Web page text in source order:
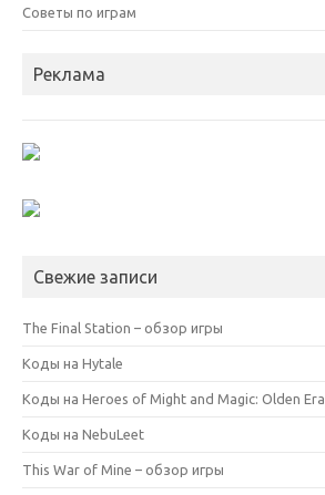
Советы по играм
Реклама
Свежие записи
The Final Station – обзор игры
Коды на Hytale
Коды на Heroes of Might and Magic: Olden Era
Коды на NebuLeet
This War of Mine – обзор игры